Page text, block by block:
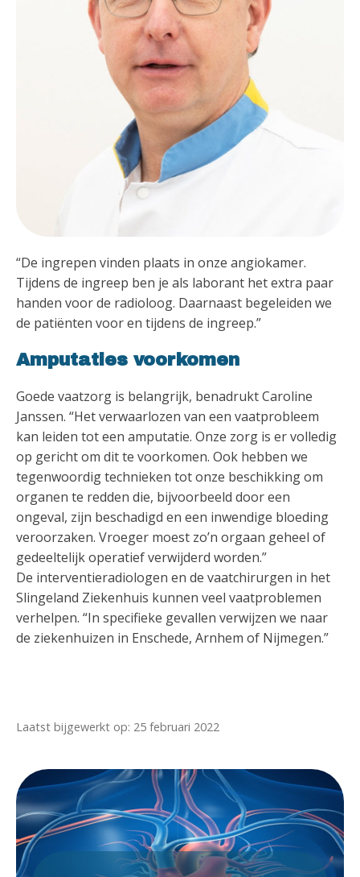
“De ingrepen vinden plaats in onze angiokamer.
Tijdens de ingreep ben je als laborant het extra paar
handen voor de radioloog. Daarnaast begeleiden we
de patiënten voor en tijdens de ingreep.”
Amputaties voorkomen
Goede vaatzorg is belangrijk, benadrukt Caroline
Janssen. “Het verwaarlozen van een vaatprobleem
kan leiden tot een amputatie. Onze zorg is er volledig
op gericht om dit te voorkomen. Ook hebben we
tegenwoordig technieken tot onze beschikking om
organen te redden die, bijvoorbeeld door een
ongeval, zijn beschadigd en een inwendige bloeding
veroorzaken. Vroeger moest zo’n orgaan geheel of
gedeeltelijk operatief verwijderd worden.”
De interventieradiologen en de vaatchirurgen in het
Slingeland Ziekenhuis kunnen veel vaatproblemen
verhelpen. “In specifieke gevallen verwijzen we naar
de ziekenhuizen in Enschede, Arnhem of Nijmegen.”
Laatst bijgewerkt op: 25 februari 2022